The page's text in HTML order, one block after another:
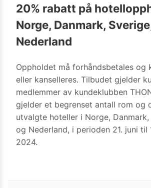
20% rabatt på
Norge, Danmark,
Nederland
Oppholdet må forhåndsbetales og
eller kanselleres. Tilbudet gjelder
medlemmer av kundeklubben
gjelder et begrenset antall rom og
utvalgte hoteller i Norge, Danmark,
og Nederland, i perioden 21. juni til
2024.